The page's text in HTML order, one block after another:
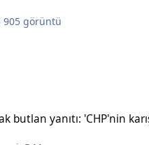
905 görüntü
butlan yanıtı: 'CHP'nin